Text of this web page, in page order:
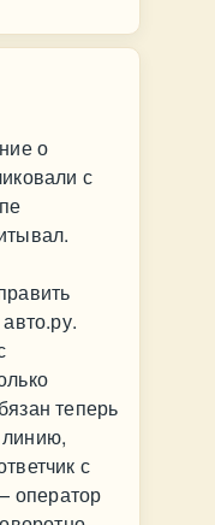
о
с
теперь
с
оператор